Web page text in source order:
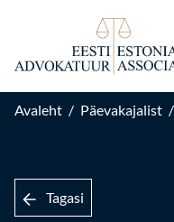
Avaleht / Päevakajalist /
Tagasi